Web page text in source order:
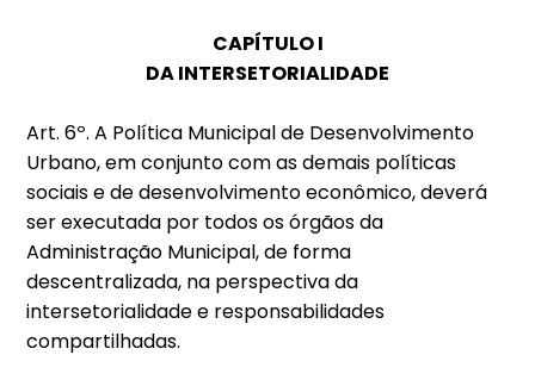
CAPÍTULO I
DA INTERSETORIALIDADE
Art. 6º. A Política Municipal de Desenvolvimento
Urbano, em conjunto com as demais políticas
sociais e de desenvolvimento econômico, deverá
ser executada por todos os órgãos da
Administração Municipal, de forma
descentralizada, na perspectiva da
intersetorialidade e responsabilidades
compartilhadas.